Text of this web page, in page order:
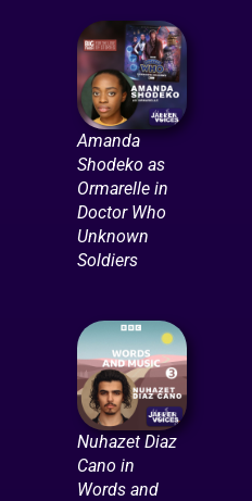
Amanda
Shodeko as
Ormarelle in
Doctor Who
Unknown
Soldiers
Nuhazet Diaz
Cano in
Words and